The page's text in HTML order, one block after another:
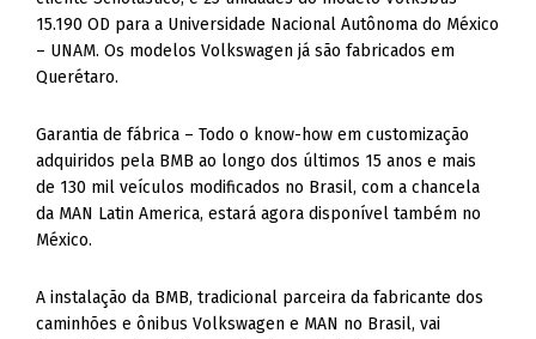
15.190 OD para a Universidade Nacional Autônoma do México
– UNAM. Os modelos Volkswagen já são fabricados em
Querétaro.
Garantia de fábrica – Todo o know-how em customização
adquiridos pela BMB ao longo dos últimos 15 anos e mais
de 130 mil veículos modificados no Brasil, com a chancela
da MAN Latin America, estará agora disponível também no
México.
A instalação da BMB, tradicional parceira da fabricante dos
caminhões e ônibus Volkswagen e MAN no Brasil, vai